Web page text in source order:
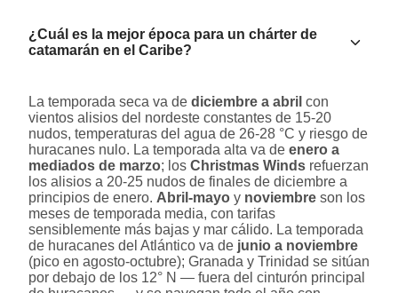
¿Cuál es la mejor época para un chárter de
catamarán en el Caribe?
La temporada seca va de diciembre a abril con
vientos alisios del nordeste constantes de 15-20
nudos, temperaturas del agua de 26-28 °C y riesgo de
huracanes nulo. La temporada alta va de enero a
mediados de marzo; los Christmas Winds refuerzan
los alisios a 20-25 nudos de finales de diciembre a
principios de enero. Abril-mayo y noviembre son los
meses de temporada media, con tarifas
sensiblemente más bajas y mar cálido. La temporada
de huracanes del Atlántico va de junio a noviembre
(pico en agosto-octubre); Granada y Trinidad se sitúan
por debajo de los 12° N — fuera del cinturón principal